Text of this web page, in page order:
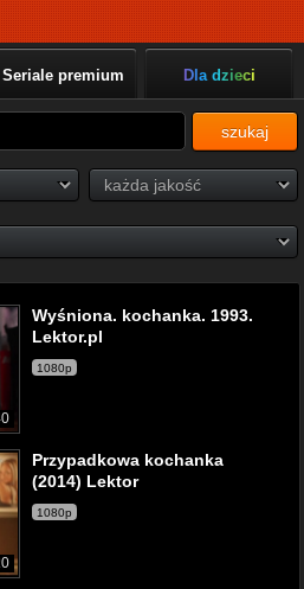
Seriale premium Dla dzieci
szukaj
Wyśniona. kochanka. 1993.
Lektor.pl
1080p
Przypadkowa kochanka
(2014) Lektor
1080p